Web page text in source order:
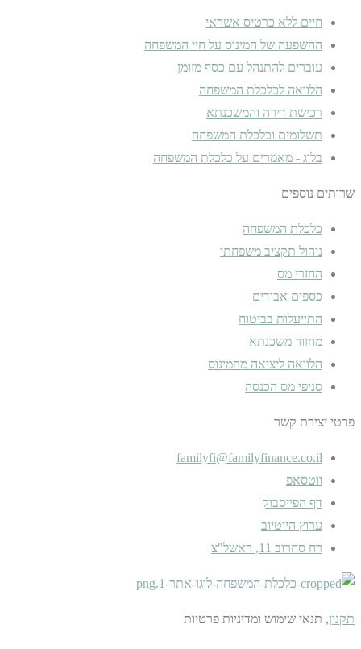
חיים ללא כרטיס אשראי
ההשפעה של המינוס על חיי המשפחה
עוברים להתנהל עם כסף מזומן
הלוואה לכלכלת המשפחה
רכישת דירה והמשכנתא
תשלומים וכלכלת המשפחה
בלוג - מאמרים על כלכלת המשפחה
שרותים נוספים
כלכלת המשפחה
ניהול תקציב משפחתי
החזרי מס
כספים אבודים
התייעלות בביטוח
מחזור משכנתא
הלוואה ליציאה מהמינוס
סניפי מס הכנסה
פרטי יצירת קשר
familyfi@familyfinance.co.il
ווטסאפ
דף הפייסבוק
ערוץ היוטיוב
רח סחרוב 11, ראשל"צ
תקנון, תנאי שימוש ומדיניות פרטיות